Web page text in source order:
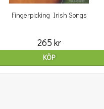
Fingerpicking Irish Songs
265 kr
KÖP